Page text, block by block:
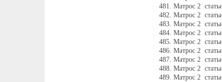
Матрос 2
Матрос 2
Матрос 2
Матрос 2
Матрос 2
Матрос 2
Матрос 2
Матрос 2
Матрос 2